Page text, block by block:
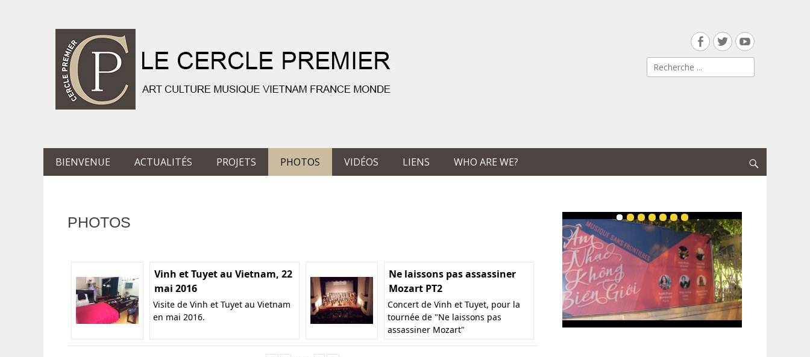
Facebook
TwitterYouTube
Search
for:
Primary Menu
SkipBIENVENUE ACTUALITÉS PROJETS PHOTOS VIDÉOS LIENS WHO ARE WE?
PHOTOS
Vinh et Tuyet au Vietnam, 22
mai 2016
Visite de Vinh et Tuyet au Vietnam
en mai 2016.
Ne laissons pas assassiner
Mozart PT2
Concert de Vinh et Tuyet, pour la
tournée de "Ne laissons pas
assassiner Mozart"